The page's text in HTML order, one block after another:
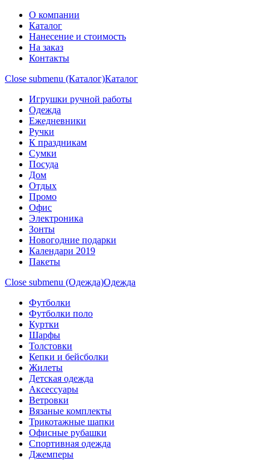
О компании
Каталог
Нанесение и стоимость
На заказ
Контакты
Close submenu (Каталог)Каталог
Игрушки ручной работы
Одежда
Ежедневники
Ручки
К праздникам
Сумки
Посуда
Дом
Отдых
Промо
Офис
Электроника
Зонты
Новогодние подарки
Календари 2019
Пакеты
Close submenu (Одежда)Одежда
Футболки
Футболки поло
Куртки
Шарфы
Толстовки
Кепки и бейсболки
Жилеты
Детская одежда
Аксессуары
Ветровки
Вязаные комплекты
Трикотажные шапки
Офисные рубашки
Спортивная одежда
Джемперы